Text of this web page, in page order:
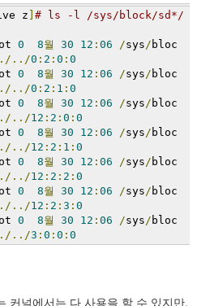
z
# ls -l /sys/block/sd*/
0 8월 30 12 : 06 /sys/ bloc
../0 : 2 : 0 : 0
0 8월 30 12 : 06 /sys/ bloc
../0 : 2 : 1 : 0
0 8월 30 12 : 06 /sys/ bloc
../12 : 2 : 0 : 0
0 8월 30 12 : 06 /sys/ bloc
../12 : 2 : 1 : 0
0 8월 30 12 : 06 /sys/ bloc
../12 : 2 : 2 : 0
0 8월 30 12 : 06 /sys/ bloc
../12 : 2 : 3 : 0
0 8월 30 12 : 06 /sys/ bloc
../3 : 0 : 0 : 0
커널에서는 다 사용을 할 수 있지만,